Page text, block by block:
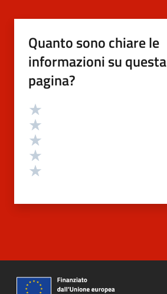
Quanto sono chiare le
informazioni su questa
pagina?
Valutazione